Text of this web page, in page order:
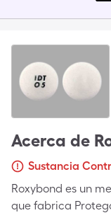
Acerca de
Sustancia
Roxybond es un
que fabrica